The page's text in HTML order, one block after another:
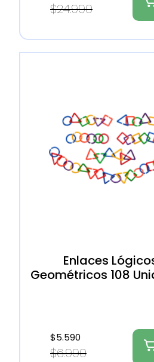
$24.990
Enlaces
Geométricos 108
$6.990
$5.590